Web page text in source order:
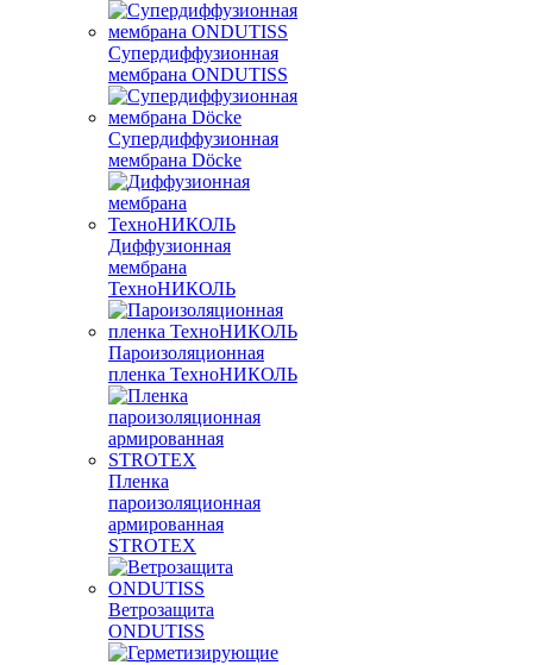
Супердиффузионная
мембрана ONDUTISS
Супердиффузионная
мембрана Döcke
Диффузионная
мембрана
ТехноНИКОЛЬ
Пароизоляционная
пленка ТехноНИКОЛЬ
Пленка
пароизоляционная
армированная
STROTEX
Ветрозащита
ONDUTISS